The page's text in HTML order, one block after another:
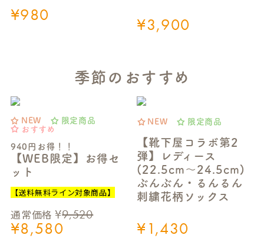
¥980 ¥3,900
季節のおすすめ
940円お得！！
【WEB限定】お得セ
ット
NEW
限定商品
おすすめ
通常価格 ¥9,520
¥8,580
【送料無料ライン対象商品】
【靴下屋コラボ第2
弾】レディース
(22.5cm～24.5cm)
ぶんぶん・るんるん
刺繍花柄ソックス
NEW 限定商品
¥1,430